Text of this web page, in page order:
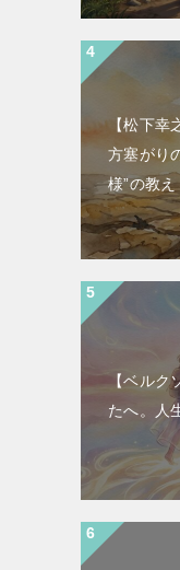
【松下幸
方塞がり
様”の教え
【ベル
たへ。人